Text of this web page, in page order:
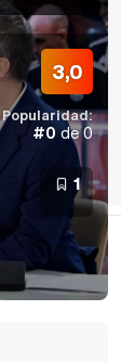
3,0
Popularidad:
#0de 0
1